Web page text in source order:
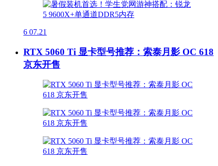
6 07.21
RTX 5060 Ti 显卡型号推荐：索泰月影 OC 618
京东开售